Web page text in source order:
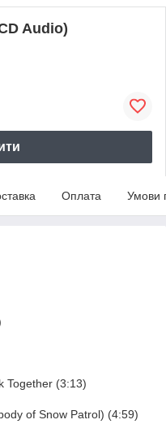
Audio)
Оплата Умови
Together (3:13)
of Snow Patrol) (4:59)